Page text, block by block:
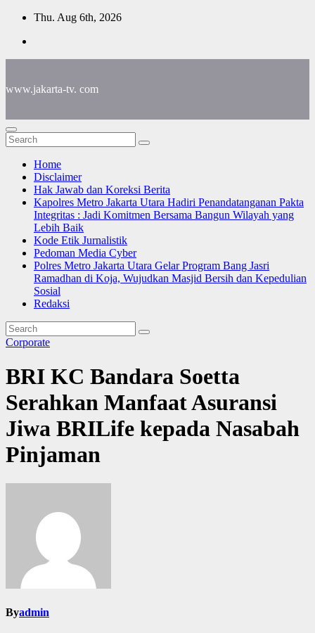
Skip
content
Thu. Aug 6th, 2026
www.jakarta-tv. com
Home
Disclaimer
Hak Jawab dan Koreksi Berita
Kapolres Metro Jakarta Utara Hadiri Penandatanganan Pakta
Integritas : Jadi Komitmen Bersama Bangun Wilayah yang
Lebih Baik
Kode Etik Jurnalistik
Pedoman Media Cyber
Polres Metro Jakarta Utara Gelar Program Bang Jasri
Ramadhan di Koja, Wujudkan Masjid Bersih dan Kepedulian
Sosial
Redaksi
Corporate
BRI KC Bandara Soetta
Serahkan Manfaat Asuransi
Jiwa BRILife kepada Nasabah
Pinjaman
Byadmin